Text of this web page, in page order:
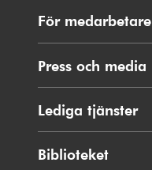
För medarbetare
Press och media
Lediga tjänster
Biblioteket